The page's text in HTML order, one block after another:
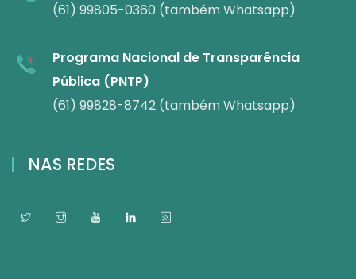
(61) 99805-0360 (também Whatsapp)
Programa Nacional de Transparência
Pública (PNTP)
(61) 99828-8742 (também Whatsapp)
NAS REDES